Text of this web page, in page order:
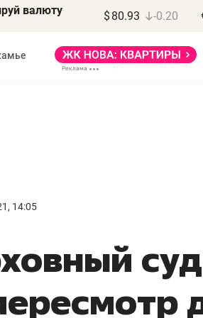
валюту $ 80.93 -0.20
14:05
девелопера – найти
правильный продукт»
Девелопер из топ-10*
Башкортостана входит в Татарстан